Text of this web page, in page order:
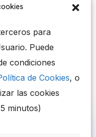
para
Puede
condiciones
de Cookies, o
las cookies
minutos)
info@fairhall.es